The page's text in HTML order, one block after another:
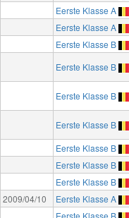
Eerste Klasse A
Eerste Klasse A
Eerste Klasse B
Eerste Klasse B
Eerste Klasse B
Eerste Klasse B
Eerste Klasse B
Eerste Klasse B
Eerste Klasse B
2009/04/10
Eerste Klasse A
Eerste Klasse B